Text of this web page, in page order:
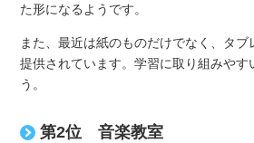
た形になるようです。
また、最近は紙のものだけでなく、タブ
提供されています。学習に取り組みやす
う。
第2位 音楽教室